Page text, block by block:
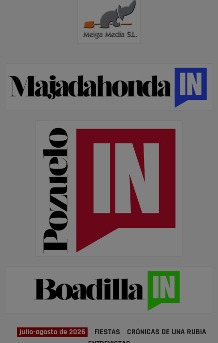
julio-agosto de 2026 FIESTAS
CRÓNICAS DE UNA RUBIA